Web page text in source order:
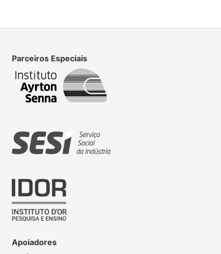
Parceiros Especiais
Apoiadores